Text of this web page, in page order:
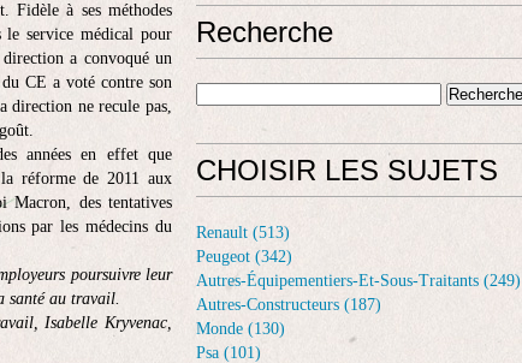
Fidèle à ses méthodes
le service médical pour
a convoqué un
du CE a voté contre son
direction ne recule pas,
années en effet que
réforme de 2011 aux
des tentatives
par les médecins du
poursuivre leur
santé au travail.
Isabelle Kryvenac,
Recherche
CHOISIR LES SUJETS
Renault (513)
Peugeot (342)
Autres-Équipementiers-Et-Sous-Traitants (249)
Autres-Constructeurs (187)
Monde (130)
Psa (101)